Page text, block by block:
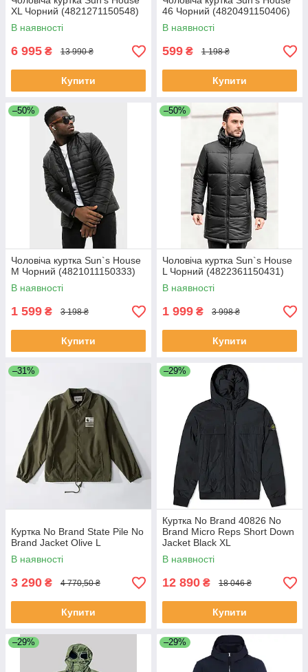
XL Чорний (4821271150548)
В наявності
6 995 ₴ 13 990 ₴
Купити
46 Чорний (4820491150406)
В наявності
599 ₴ 1 198 ₴
Купити
–50%
Чоловіча куртка Sun`s House
M Чорний (4821011150333)
В наявності
1 599 ₴ 3 198 ₴
Купити
–50%
Чоловіча куртка Sun`s House
L Чорний (4822361150431)
В наявності
1 999 ₴ 3 998 ₴
Купити
–31%
Куртка No Brand State Pile No
Brand Jacket Olive L
В наявності
3 290 ₴ 4 770,50 ₴
Купити
–29%
Куртка No Brand 40826 No
Brand Micro Reps Short Down
Jacket Black XL
В наявності
12 890 ₴ 18 046 ₴
Купити
–29% –29%